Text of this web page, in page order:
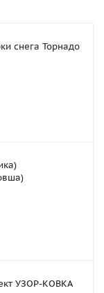
снега Торнадо
УЗОР-КОВКА